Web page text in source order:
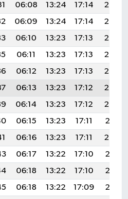
06:08 13:24 17:14
20:29
06:09 13:24 17:14
20:28
06:10 13:23 17:13
20:27
06:11 13:23 17:13
20:26
06:12 13:23 17:13
20:24
06:13 13:23 17:12
20:23
06:14 13:23 17:12
20:22
06:15 13:23 17:11
20:21
06:16 13:23 17:11
20:20
06:17 13:22 17:10
20:18
06:18 13:22 17:10
20:17
06:18 13:22 17:09
20:16